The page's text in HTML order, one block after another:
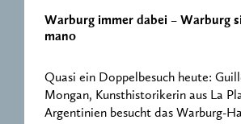
Warburg immer dabei – Warburg
mano
Quasi ein Doppelbesuch heute:
Mongan, Kunsthistorikerin aus La
Argentinien besucht das Warburg-